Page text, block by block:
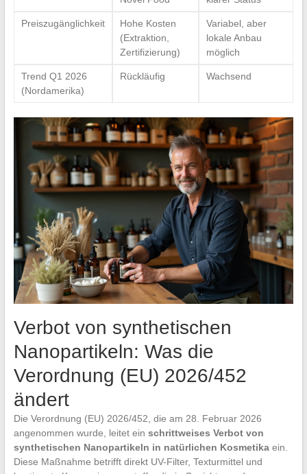
Preiszugänglichkeit
Hohe Kosten
(Extraktion,
Zertifizierung)
Variabel, aber
lokale Anbau
möglich
Trend Q1 2026
(Nordamerika)
Rückläufig Wachsend
Verbot von synthetischen
Nanopartikeln: Was die
Verordnung (EU) 2026/452
ändert
Die Verordnung (EU) 2026/452, die am 28. Februar 2026
angenommen wurde, leitet ein schrittweises Verbot von
synthetischen Nanopartikeln in natürlichen Kosmetikaein.
Diese Maßnahme betrifft direkt UV-Filter, Texturmittel und